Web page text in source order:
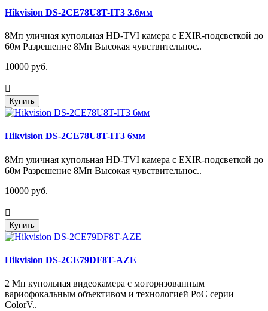
Hikvision DS-2CE78U8T-IT3 3.6мм
8Мп уличная купольная HD-TVI камера с EXIR-подсветкой до
60м Разрешение 8Мп Высокая чувствительнос..
10000 руб.
Купить
Hikvision DS-2CE78U8T-IT3 6мм
8Мп уличная купольная HD-TVI камера с EXIR-подсветкой до
60м Разрешение 8Мп Высокая чувствительнос..
10000 руб.
Купить
Hikvision DS-2CE79DF8T-AZE
2 Мп купольная видеокамера с моторизованным
вариофокальным объективом и технологией PoC серии
ColorV..